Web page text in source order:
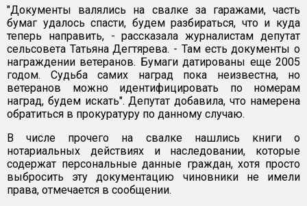
"Документы валялись на свалке за гаражами, часть
бумаг удалось спасти, будем разбираться, что и куда
теперь направить, - рассказала журналистам депутат
сельсовета Татьяна Дегтярева. - Там есть документы о
награждении ветеранов. Бумаги датированы еще 2005
годом. Судьба самих наград пока неизвестна, но
ветеранов можно идентифицировать по номерам
наград, будем искать". Депутат добавила, что намерена
обратиться в прокуратуру по данному случаю.
В числе прочего на свалке нашлись книги о
нотариальных действиях и наследовании, которые
содержат персональные данные граждан, хотя просто
выбросить эту документацию чиновники не имели
права, отмечается в сообщении.